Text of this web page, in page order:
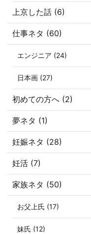
上京した話 (6)
仕事ネタ (60)
エンジニア (24)
日本画 (27)
初めての方へ (2)
夢ネタ (1)
妊娠ネタ (28)
妊活 (7)
家族ネタ (50)
お父上氏 (17)
妹氏 (12)